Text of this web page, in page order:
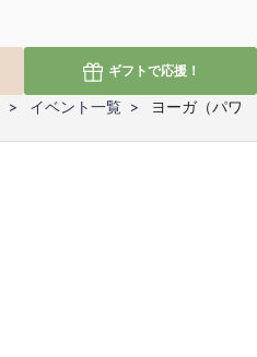
ギフトで応援！
イベント一覧
ヨーガ（パワ